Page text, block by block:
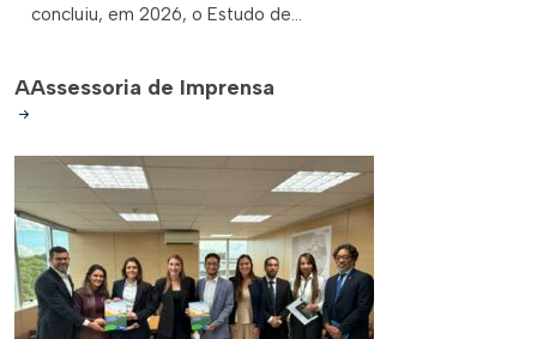
concluiu, em 2026, o Estudo de...
AAssessoria de Imprensa